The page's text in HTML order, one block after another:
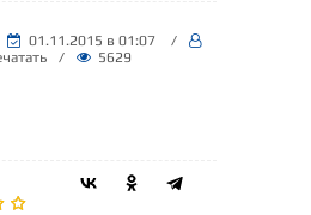
01.11.2015 в 01:07
/
/
5629